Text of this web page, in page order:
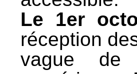
Le 1er
réception
vague de